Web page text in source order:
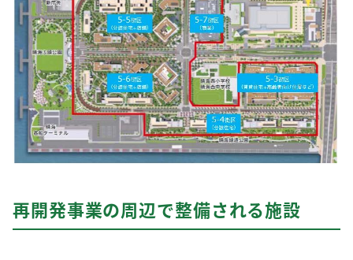
再開発事業の周辺で整備される施設